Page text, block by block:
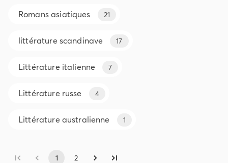
Romans asiatiques 21
littérature scandinave 17
Littérature italienne 7
Littérature russe 4
Littérature australienne 1
1 2